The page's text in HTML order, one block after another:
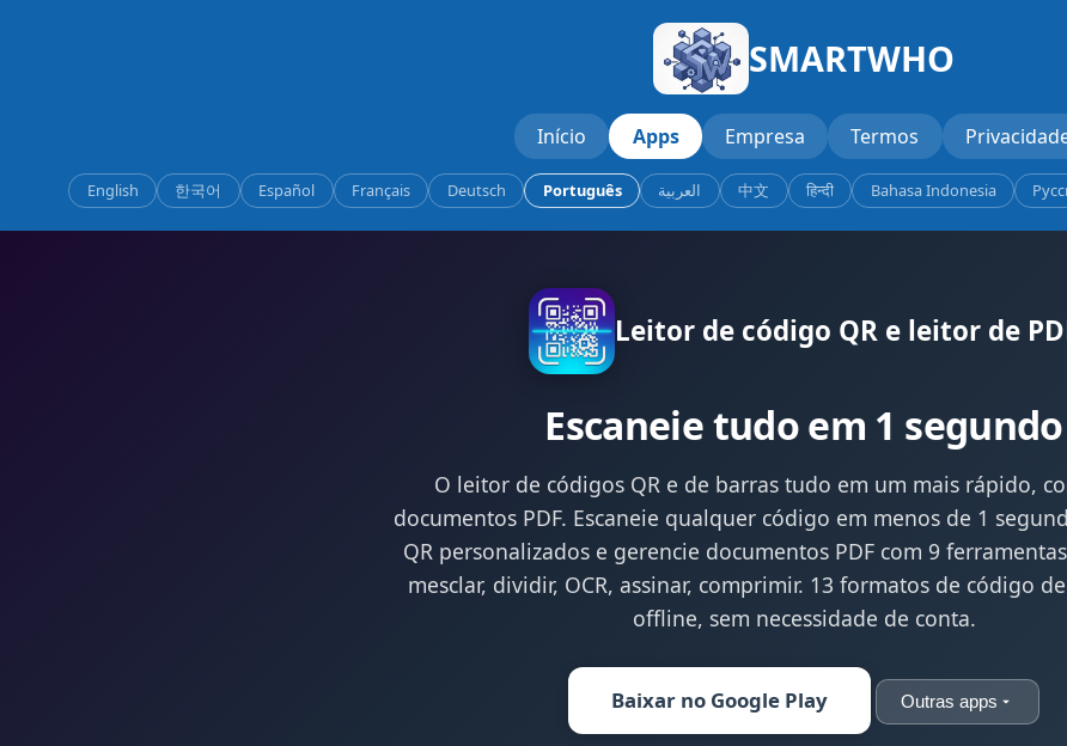
SMARTWHO
Início Apps Empresa Termos
English 한국어 Español Français Deutsch Português العربية 中文 हिन्दी Bahasa Indonesia
Leitor de código QR e leitor de
Escaneie tudo em 1 segundo
O leitor de códigos QR e de barras tudo em um mais rápido,
documentos PDF. Escaneie qualquer código em menos de 1
QR personalizados e gerencie documentos PDF com 9
mesclar, dividir, OCR, assinar, comprimir. 13 formatos de código
offline, sem necessidade de conta.
Baixar no Google Play Outras apps